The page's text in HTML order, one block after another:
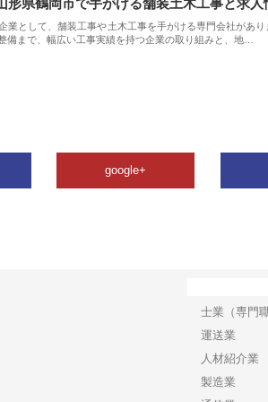
形県鶴岡市で手がける舗装土木工事と求人
業として、舗装工事や土木工事を手がける専門会社があ
備まで、幅広い工事実績を持つ企業の取り組みと、地…
google+
士業（専門職
運送業
人材紹介業
製造業